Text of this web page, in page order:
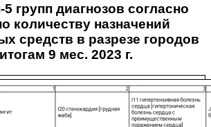
групп диагнозов согласно
количеству назначений
средств в разрезе городов
9 мес. 2023 г.